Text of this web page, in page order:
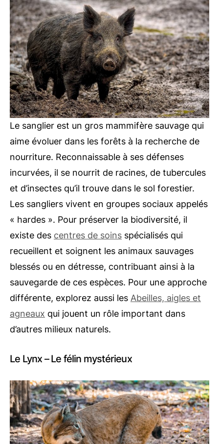
Le sanglier est un gros mammifère sauvage qui
aime évoluer dans les forêts à la recherche de
nourriture. Reconnaissable à ses défenses
incurvées, il se nourrit de racines, de tubercules
et d’insectes qu’il trouve dans le sol forestier.
Les sangliers vivent en groupes sociaux appelés
« hardes ». Pour préserver la biodiversité, il
existe des centres de soins spécialisés qui
recueillent et soignent les animaux sauvages
blessés ou en détresse, contribuant ainsi à la
sauvegarde de ces espèces. Pour une approche
différente, explorez aussi les Abeilles, aigles et
agneaux qui jouent un rôle important dans
d’autres milieux naturels.
Le Lynx – Le félin mystérieux